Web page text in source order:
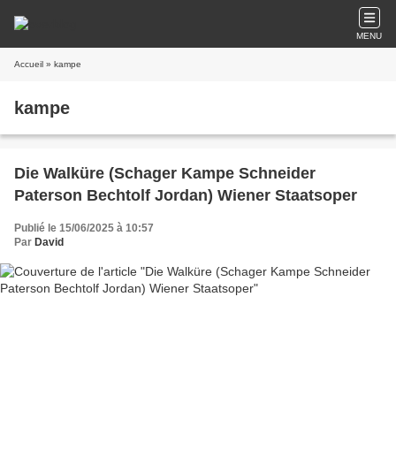
MENU
Accueil » kampe
kampe
Die Walküre (Schager Kampe Schneider
Paterson Bechtolf Jordan) Wiener Staatsoper
Publié le 15/06/2025 à 10:57
Par David